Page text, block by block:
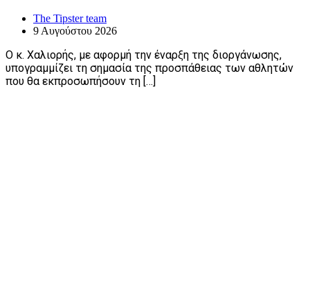
The Tipster team
9 Αυγούστου 2026
Ο κ. Χαλιορής, με αφορμή την έναρξη της διοργάνωσης,
υπογραμμίζει τη σημασία της προσπάθειας των αθλητών
που θα εκπροσωπήσουν τη […]